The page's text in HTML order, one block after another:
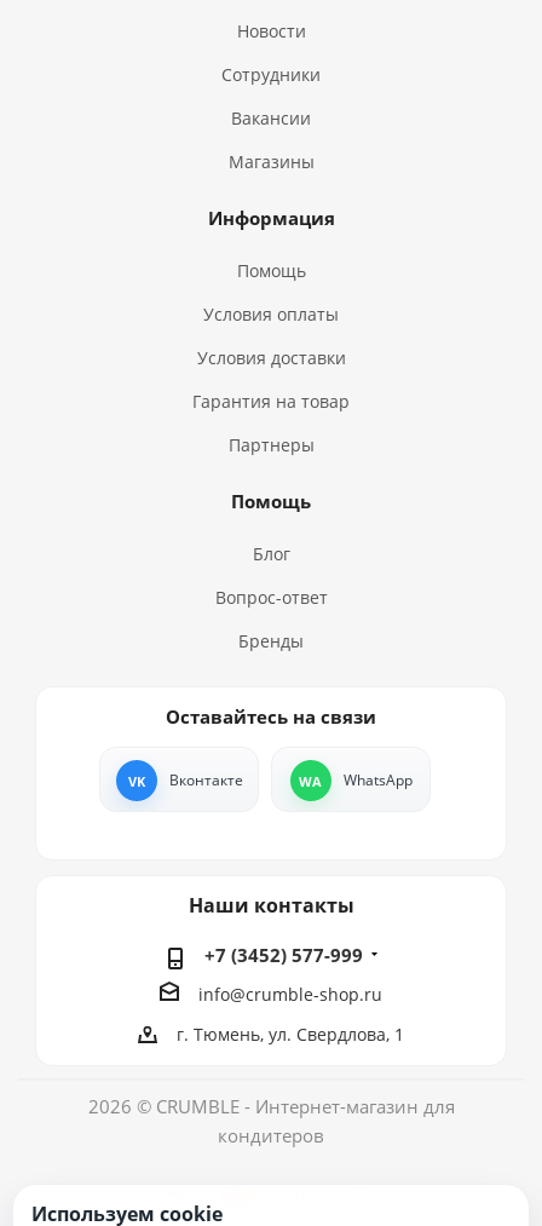
Новости
Сотрудники
Вакансии
Магазины
Информация
Помощь
Условия оплаты
Условия доставки
Гарантия на товар
Партнеры
Помощь
Блог
Вопрос-ответ
Бренды
Оставайтесь на связи
Вконтакте WhatsApp
Наши контакты
+7 (3452) 577-999
info@crumble-shop.ru
г. Тюмень, ул. Свердлова, 1
2026 © CRUMBLE - Интернет-магазин для
кондитеров
Используем cookie